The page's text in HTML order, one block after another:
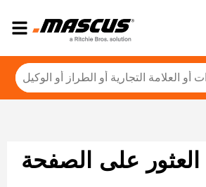
العثور على الصفحة